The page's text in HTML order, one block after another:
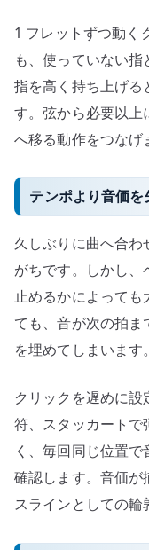
1 フレットずつ動く
も、使っていない指
指を高く持ち上げる
す。弦から必要以
へ移る動作をつなげ
テンポより音価
久しぶりに曲へ合わ
がちです。しかし
止めるかによって
ても、音が次の拍ま
を埋めてしまいます。
クリックを遅めに
符、スタッカート
く、毎回同じ位置
確認します。音価
スラインとしての輪